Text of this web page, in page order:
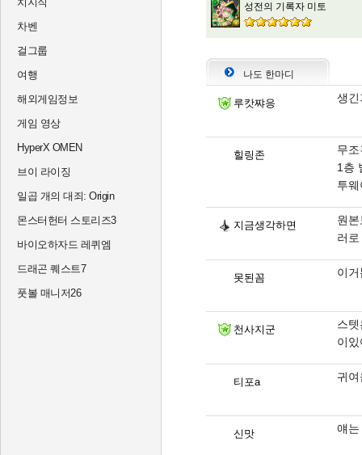
차벤
걸그룹
여행
해외게임정보
게임 영상
HyperX OMEN
브이 라이징
일곱 개의 대죄: Origin
몬스터헌터 스토리즈3
바이오하자드 레퀴엠
드래곤 퀘스트7
풋볼 매니저26
성전의 기록자 미토
나도 한마디
루캇쨔응 생긴
힐링존
무
1층
투
지금생각하면
원
러
못된꼼 이
천사지군
스
이
티포a 귀
신맛 얘는